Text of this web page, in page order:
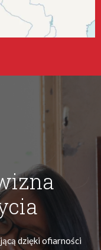
dzięki ofiarności